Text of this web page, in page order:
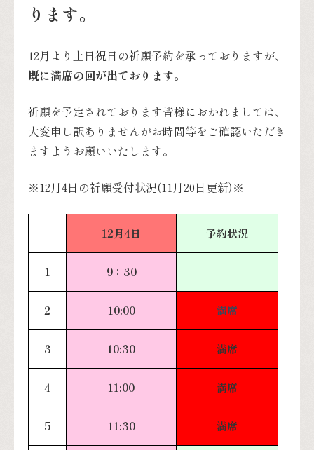
ります。
12月より土日祝日の祈願予約を承っておりますが、
既に満席の回が出ております。
祈願を予定されております皆様におかれましては、
大変申し訳ありませんがお時間等をご確認いただき
ますようお願いいたします。
※12月4日の祈願受付状況(11月20日更新)※
12月4日 予約状況
1 9：30
2 10:00 満席
3 10:30 満席
4 11:00 満席
5 11:30 満席